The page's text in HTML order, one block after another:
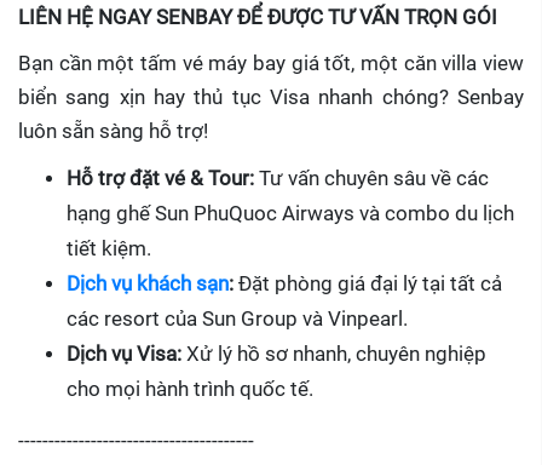
LIÊN HỆ NGAY SENBAY ĐỂ ĐƯỢC TƯ VẤN TRỌN GÓI
Bạn cần một tấm vé máy bay giá tốt, một căn villa view
biển sang xịn hay thủ tục Visa nhanh chóng? Senbay
luôn sẵn sàng hỗ trợ!
Hỗ trợ đặt vé & Tour: Tư vấn chuyên sâu về các
hạng ghế Sun PhuQuoc Airways và combo du lịch
tiết kiệm.
Dịch vụ khách sạn: Đặt phòng giá đại lý tại tất cả
các resort của Sun Group và Vinpearl.
Dịch vụ Visa: Xử lý hồ sơ nhanh, chuyên nghiệp
cho mọi hành trình quốc tế.
---------------------------------------